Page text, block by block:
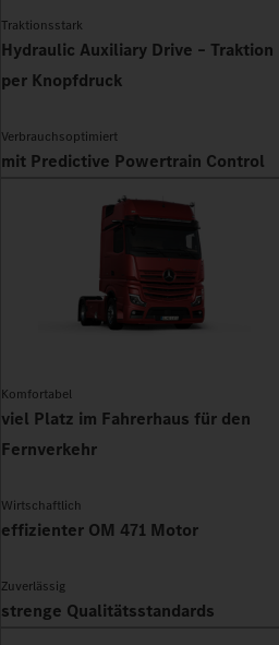
Traktionsstark
Hydraulic Auxiliary Drive – Traktion
per Knopfdruck
Verbrauchsoptimiert
mit Predictive Powertrain Control
Komfortabel
viel Platz im Fahrerhaus für den
Fernverkehr
Wirtschaftlich
effizienter OM 471 Motor
Zuverlässig
strenge Qualitätsstandards